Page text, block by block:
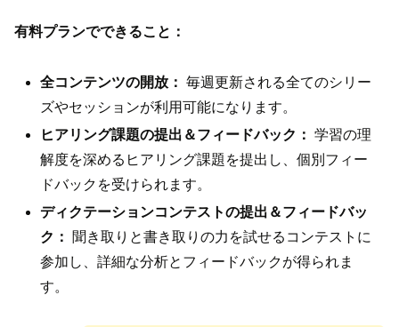
有料プランでできること：
全コンテンツの開放： 毎週更新される全てのシリー
ズやセッションが利用可能になります。
ヒアリング課題の提出＆フィードバック： 学習の理
解度を深めるヒアリング課題を提出し、個別フィー
ドバックを受けられます。
ディクテーションコンテストの提出＆フィードバッ
ク：
聞き取りと書き取りの力を試せるコンテストに
参加し、詳細な分析とフィードバックが得られま
す。